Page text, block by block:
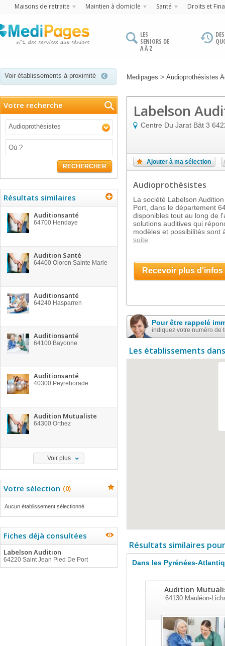
Maisons de retraite Maintien à domicile Santé Droits et
LES
SENIORS DE
A À Z
Voir établissements à proximité Medipages > Audioprothésistes
Votre recherche
Audioprothésistes
RECHERCHER
Résultats similaires
Auditionsanté
64700 Hendaye
Audition Santé
64400 Oloron Sainte Marie
Auditionsanté
64240 Hasparren
Auditionsanté
64100 Bayonne
Auditionsanté
40300 Peyrehorade
Audition Mutualiste
64300 Orthez
Voir plus
Votre sélection (0)
Aucun établissement sélectionné
Fiches déjà consultées
Labelson Audition
64220 Saint Jean Pied De Port
Labelson
Centre Du Jarat Bât 3
Ajouter à ma sélection
Audioprothésistes
La société Labelson
Port, dans le département
disponibles tout au long de
solutions auditives qui
modèles et possibilités sont
suite
Recevoir plus d'infos
Pour être rappelé
indiquez votre numéro de
Les établissements
Résultats similaires
Dans les Pyrénées-
Audition
64130Mauléon-